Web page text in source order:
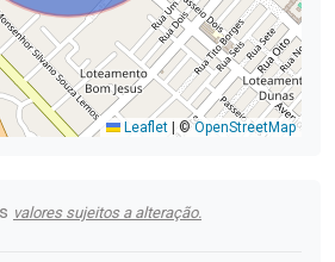
Leaflet | ©OpenStreetMap
valores sujeitos a alteração.